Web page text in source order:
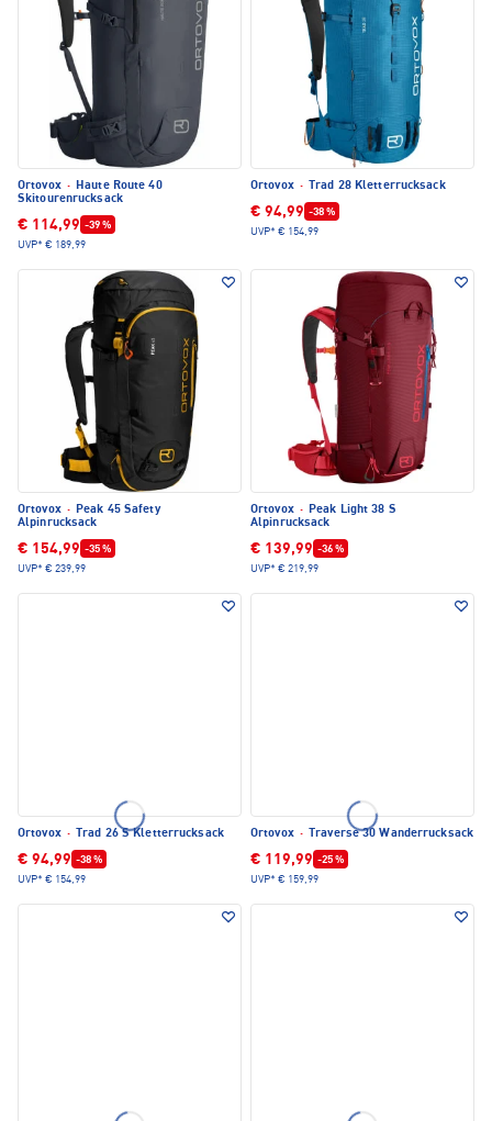
Ortovox · Haute Route 40
Skitourenrucksack
€ 114,99 -39 %
UVP* € 189,99
Ortovox · Trad 28 Kletterrucksack
€ 94,99 -38 %
UVP* € 154,99
Ortovox · Peak 45 Safety
Alpinrucksack
€ 154,99 -35 %
UVP* € 239,99
Ortovox · Peak Light 38 S
Alpinrucksack
€ 139,99 -36 %
UVP* € 219,99
Ortovox · Trad 26 S Kletterrucksack
€ 94,99 -38 %
UVP* € 154,99
Ortovox · Traverse 30 Wanderrucksack
€ 119,99 -25 %
UVP* € 159,99